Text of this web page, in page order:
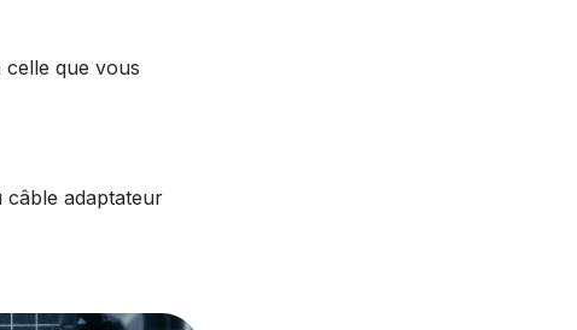
que vous
adaptateur